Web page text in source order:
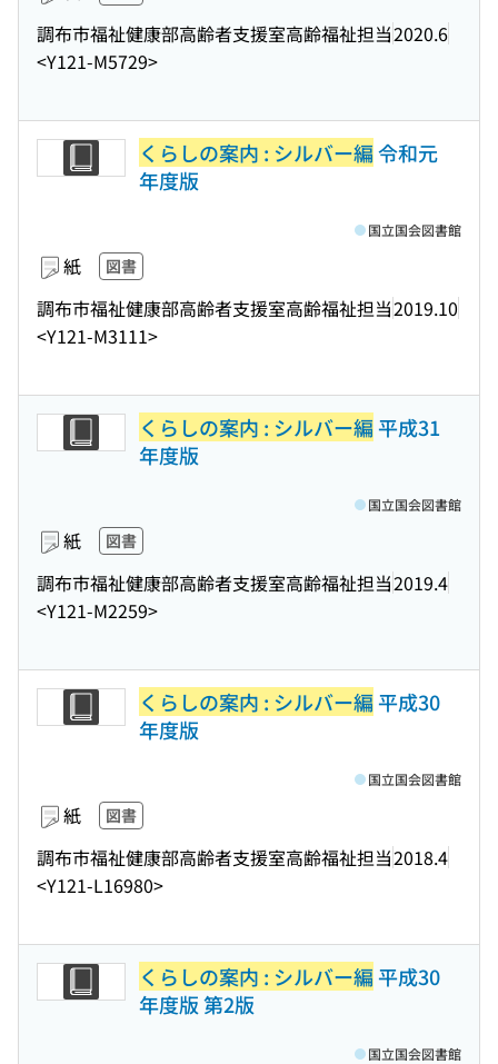
調布市福祉健康部高齢者支援室高齢福祉担当2020.6
<Y121-M5729>
くらしの案内 : シルバー編令和元
年度版
紙 図書
調布市福祉健康部高齢者支援室高齢福祉担当2019.10
<Y121-M3111>
国立国会図書館
くらしの案内 : シルバー編平成31
年度版
紙 図書
調布市福祉健康部高齢者支援室高齢福祉担当2019.4
<Y121-M2259>
国立国会図書館
くらしの案内 : シルバー編平成30
年度版
紙 図書
調布市福祉健康部高齢者支援室高齢福祉担当2018.4
<Y121-L16980>
国立国会図書館
くらしの案内 : シルバー編平成30
年度版 第2版
国立国会図書館